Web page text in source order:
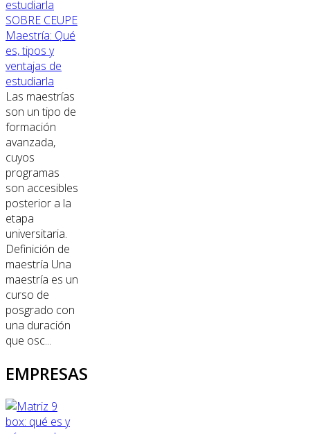
SOBRE CEUPE
Maestría: Qué
es, tipos y
ventajas de
estudiarla
Las maestrías
son un tipo de
formación
avanzada,
cuyos
programas
son accesibles
posterior a la
etapa
universitaria.
Definición de
maestría Una
maestría es un
curso de
posgrado con
una duración
que osc...
EMPRESAS